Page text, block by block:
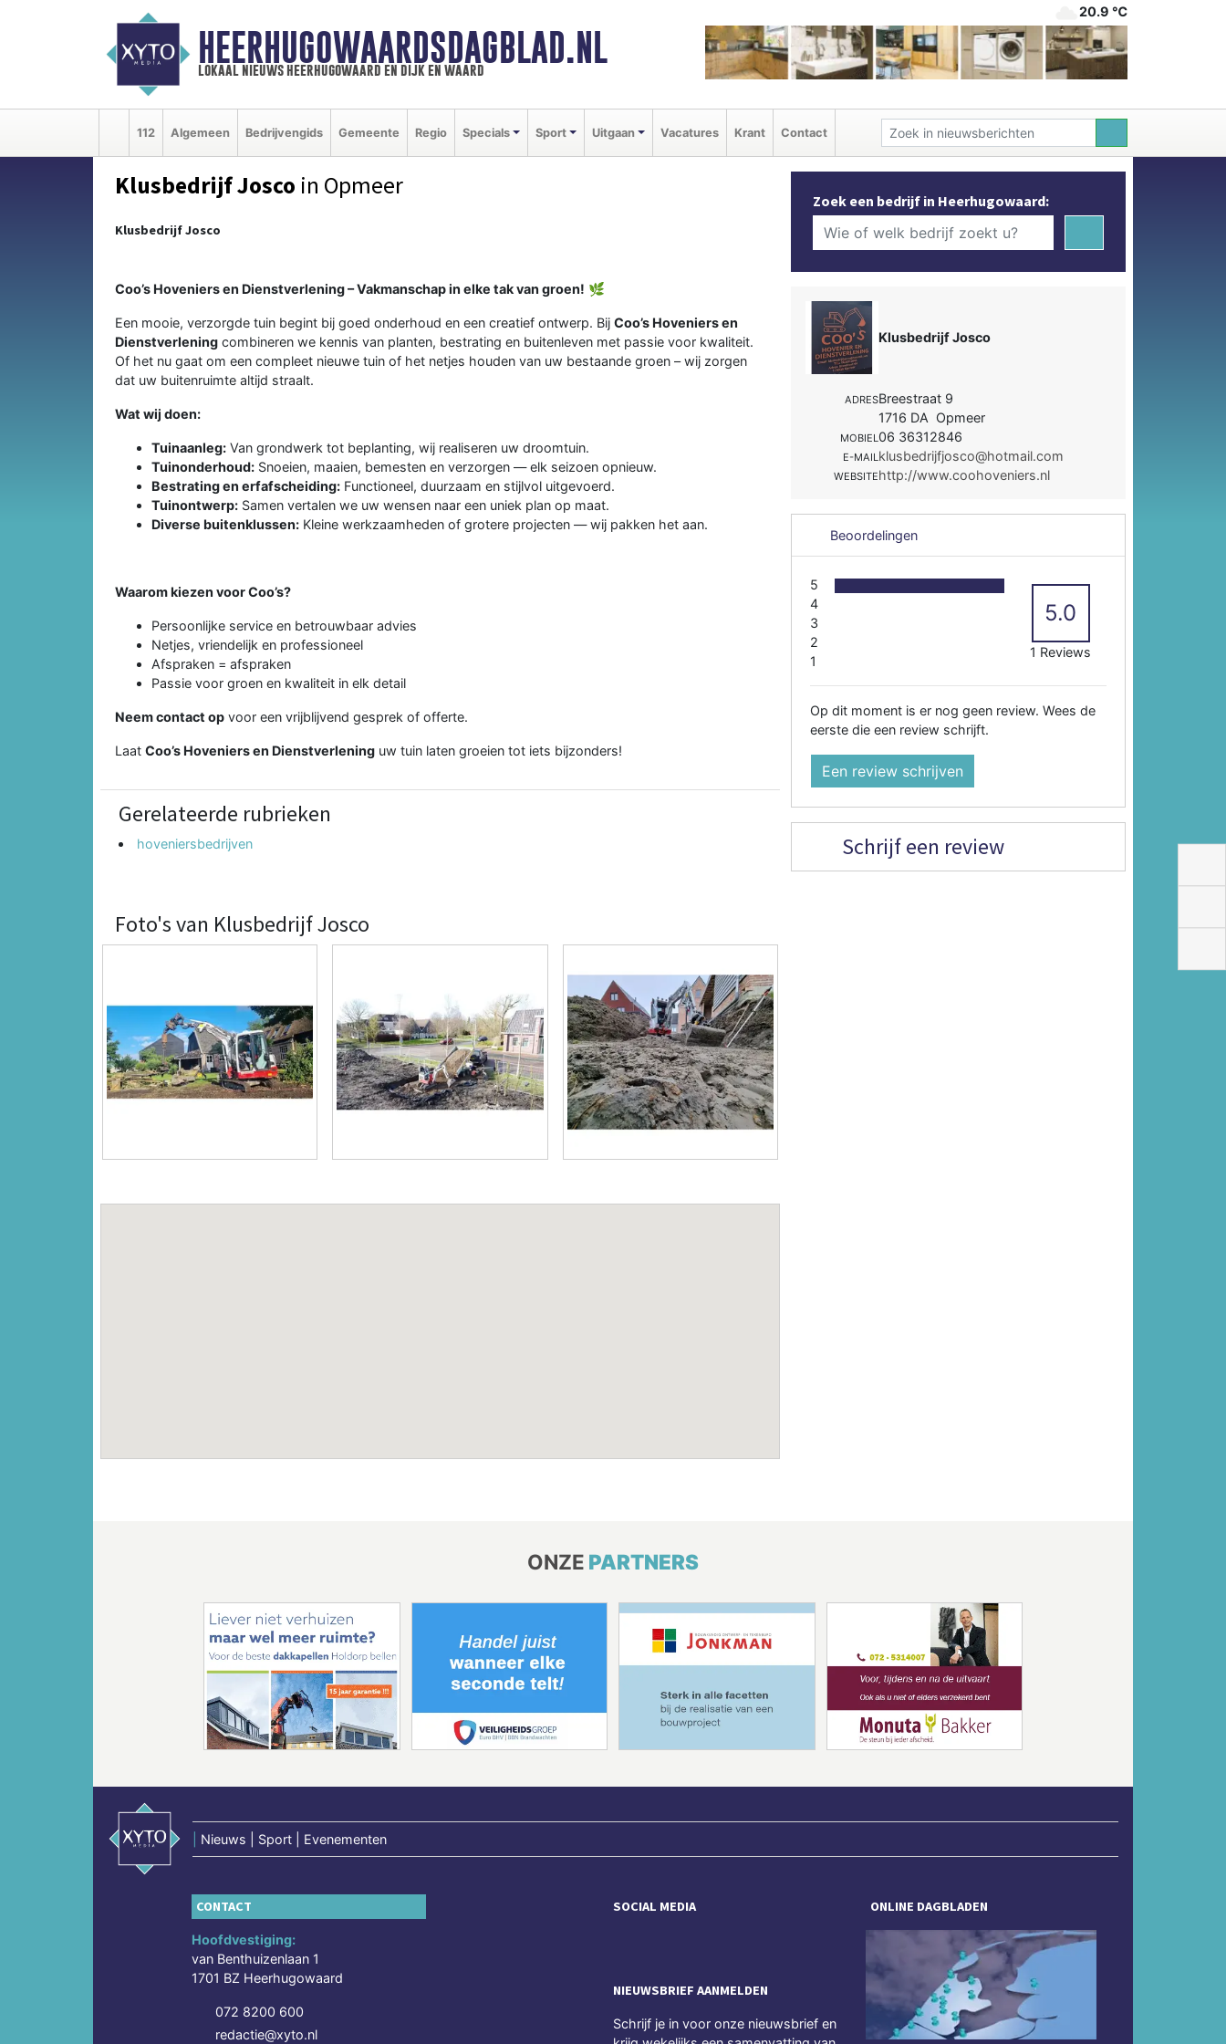
HEERHUGOWAARDSDAGBLAD.NL
lokaal nieuws heerhugowaard en dijk en waard
20.9 ℃
112 Algemeen Bedrijvengids Gemeente Regio Specials Sport Uitgaan Vacatures Krant Contact
Klusbedrijf Josco in Opmeer
Klusbedrijf Josco
Coo’s Hoveniers en Dienstverlening – Vakmanschap in elke tak van groen! 🌿
Een mooie, verzorgde tuin begint bij goed onderhoud en een creatief ontwerp. Bij Coo’s Hoveniers en
Dienstverlening combineren we kennis van planten, bestrating en buitenleven met passie voor kwaliteit.
Of het nu gaat om een compleet nieuwe tuin of het netjes houden van uw bestaande groen – wij zorgen
dat uw buitenruimte altijd straalt.
Wat wij doen:
Tuinaanleg: Van grondwerk tot beplanting, wij realiseren uw droomtuin.
Tuinonderhoud: Snoeien, maaien, bemesten en verzorgen — elk seizoen opnieuw.
Bestrating en erfafscheiding: Functioneel, duurzaam en stijlvol uitgevoerd.
Tuinontwerp: Samen vertalen we uw wensen naar een uniek plan op maat.
Diverse buitenklussen: Kleine werkzaamheden of grotere projecten — wij pakken het aan.
Waarom kiezen voor Coo’s?
Persoonlijke service en betrouwbaar advies
Netjes, vriendelijk en professioneel
Afspraken = afspraken
Passie voor groen en kwaliteit in elk detail
Neem contact op voor een vrijblijvend gesprek of offerte.
Laat Coo’s Hoveniers en Dienstverlening uw tuin laten groeien tot iets bijzonders!
Gerelateerde rubrieken
hoveniersbedrijven
Foto's van Klusbedrijf Josco
Zoek een bedrijf in Heerhugowaard:
Klusbedrijf Josco
ADRESBreestraat 9
1716 DA Opmeer
MOBIEL06 36312846
E-MAILklusbedrijfjosco@hotmail.com
WEBSITEhttp://www.coohoveniers.nl
Beoordelingen
5
4
3
2
1
5.0
1 Reviews
Op dit moment is er nog geen review. Wees de
eerste die een review schrijft.
Een review schrijven
Schrijf een review
ONZE PARTNERS
Nieuws | Sport | Evenementen
CONTACT
Hoofdvestiging:
van Benthuizenlaan 1
1701 BZ Heerhugowaard
072 8200 600
redactie@xyto.nl
SOCIAL MEDIA
NIEUWSBRIEF AANMELDEN
Schrijf je in voor onze nieuwsbrief en
ONLINE DAGBLADEN